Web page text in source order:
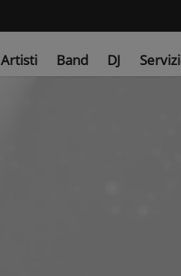
Artisti Band DJ Servizi